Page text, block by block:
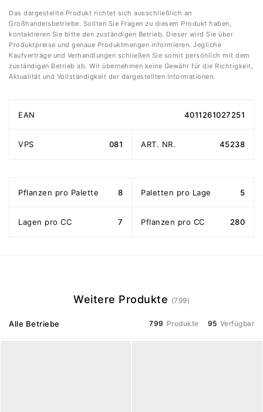
Das dargestellte Produkt richtet sich ausschließlich an
Großhandelsbetriebe. Sollten Sie Fragen zu diesem Produkt haben,
kontaktieren Sie bitte den zuständigen Betrieb. Dieser wird Sie über
Produktpreise und genaue Produktmengen informieren. Jegliche
Kaufverträge und Verhandlungen schließen Sie somit persönlich mit dem
zuständigen Betrieb ab. Wir übernehmen keine Gewähr für die Richtigkeit,
Aktualität und Vollständigkeit der dargestellten Informationen.
EAN 4011261027251
VPS 081 ART. NR. 45238
Pflanzen pro Palette 8 Paletten pro Lage 5
Lagen pro CC 7 Pflanzen pro CC 280
Weitere Produkte (799)
Alle Betriebe 799 Produkte 95 Verfügbar